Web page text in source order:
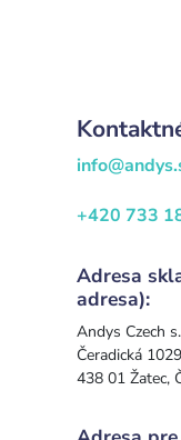
+420 733
Adresa
adresa):
Andys Czech
Čeradická 1029
438 01 Žatec,